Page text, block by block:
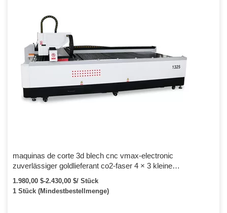
maquinas de corte 3d blech cnc vmax-electronic
zuverlässiger goldlieferant co2-faser 4 × 3 kleine
laserschneidmaschinen
1.980,00 $-2.430,00 $/ Stück
1 Stück (Mindestbestellmenge)